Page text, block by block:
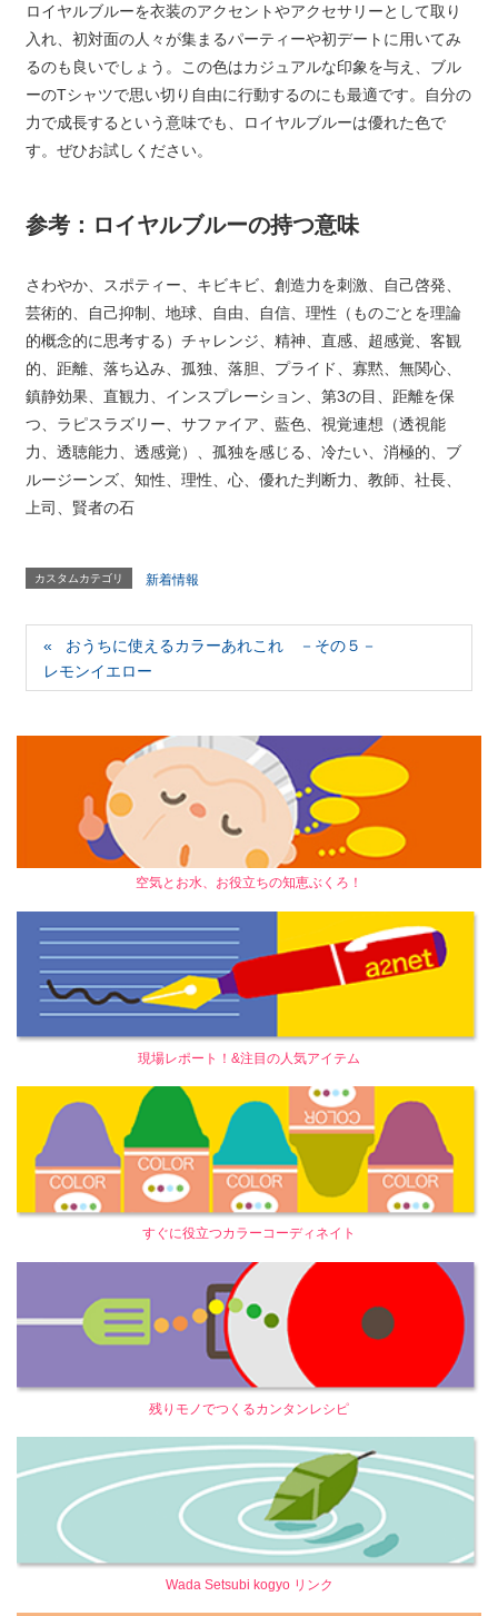
ロイヤルブルーを衣装のアクセントやアクセサリーとして取り
入れ、初対面の人々が集まるパーティーや初デートに用いてみ
るのも良いでしょう。この色はカジュアルな印象を与え、ブル
ーのTシャツで思い切り自由に行動するのにも最適です。自分の
力で成長するという意味でも、ロイヤルブルーは優れた色で
す。ぜひお試しください。
参考：ロイヤルブルーの持つ意味
さわやか、スポティー、キビキビ、創造力を刺激、自己啓発、
芸術的、自己抑制、地球、自由、自信、理性（ものごとを理論
的概念的に思考する）チャレンジ、精神、直感、超感覚、客観
的、距離、落ち込み、孤独、落胆、プライド、寡黙、無関心、
鎮静効果、直観力、インスプレーション、第3の目、距離を保
つ、ラピスラズリー、サファイア、藍色、視覚連想（透視能
力、透聴能力、透感覚）、孤独を感じる、冷たい、消極的、ブ
ルージーンズ、知性、理性、心、優れた判断力、教師、社長、
上司、賢者の石
カスタムカテゴリ 新着情報
おうちに使えるカラーあれこれ －その５－
レモンイエロー
空気とお水、お役立ちの知恵ぶくろ！
現場レポート！&注目の人気アイテム
すぐに役立つカラーコーディネイト
残りモノでつくるカンタンレシピ
Wada Setsubi kogyo リンク